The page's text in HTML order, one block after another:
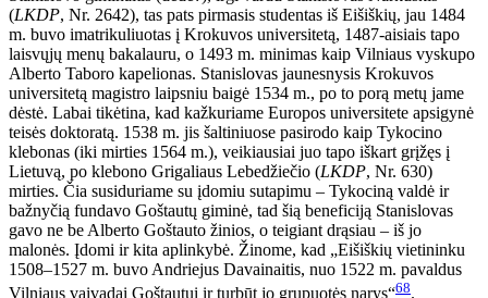
(LKDP, Nr. 2642), tas pats pirmasis studentas iš Eišiškių, jau 1484
m. buvo imatrikuliuotas į Krokuvos universitetą, 1487-aisiais tapo
laisvųjų menų bakalauru, o 1493 m. minimas kaip Vilniaus vyskupo
Alberto Taboro kapelionas. Stanislovas jaunesnysis Krokuvos
universitetą magistro laipsniu baigė 1534 m., po to porą metų jame
dėstė. Labai tikėtina, kad kažkuriame Europos universitete apsigynė
teisės doktoratą. 1538 m. jis šaltiniuose pasirodo kaip Tykocino
klebonas (iki mirties 1564 m.), veikiausiai juo tapo iškart grįžęs į
Lietuvą, po klebono Grigaliaus Lebedžiečio (LKDP, Nr. 630)
mirties. Čia susiduriame su įdomiu sutapimu – Tykociną valdė ir
bažnyčią fundavo Goštautų giminė, tad šią beneficiją Stanislovas
gavo ne be Alberto Goštauto žinios, o teigiant drąsiau – iš jo
malonės. Įdomi ir kita aplinkybė. Žinome, kad „Eišiškių vietininku
1508–1527 m. buvo Andriejus Davainaitis, nuo 1522 m. pavaldus
Vilniaus vaivadai Goštautui ir turbūt jo grupuotės narys“68.